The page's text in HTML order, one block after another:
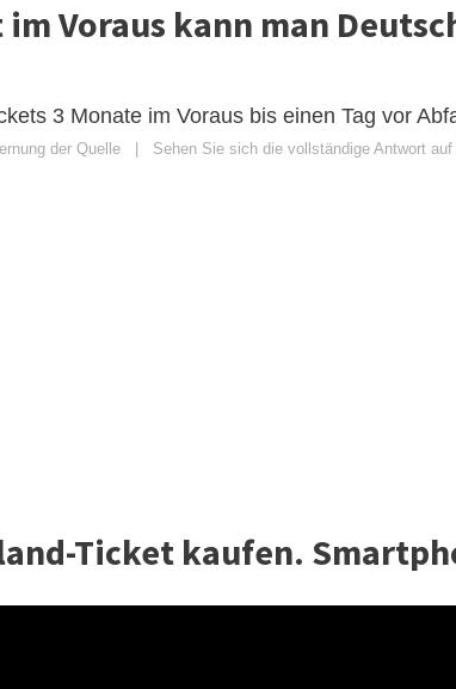
Voraus kann man
3 Monate im Voraus bis einen Tag vor
der Quelle Sehen Sie sich die vollständige Antwort
Ticket kaufen.